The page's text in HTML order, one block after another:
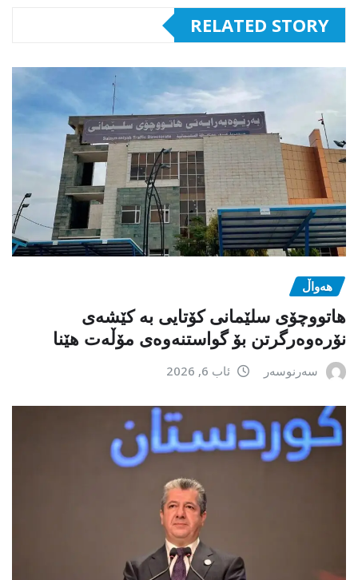
RELATED STORY
هەواڵ
هاتووچۆی سلێمانی کۆتایی بە کێشەی
نۆرەوەرگرتن بۆ گواستنەوەی مۆڵەت هێنا
سەرنوسەر ئاب 6, 2026